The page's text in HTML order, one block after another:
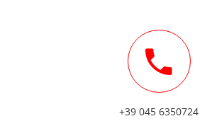
+39 045 6350724